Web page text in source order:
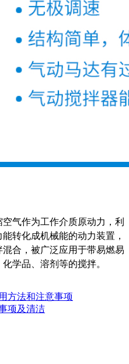
气作为工作介质原动力，利
转化成机械能的动力装置，
合，被广泛应用于带易燃易
学品、溶剂等的搅拌。
方法和注意事项
项及清洁